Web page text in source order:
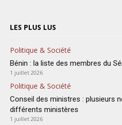
LES PLUS LUS
Politique & Société
Bénin : la liste des membres du
1 juillet 2026
Politique & Société
Conseil des ministres : plusieurs
différents ministères
1 juillet 2026